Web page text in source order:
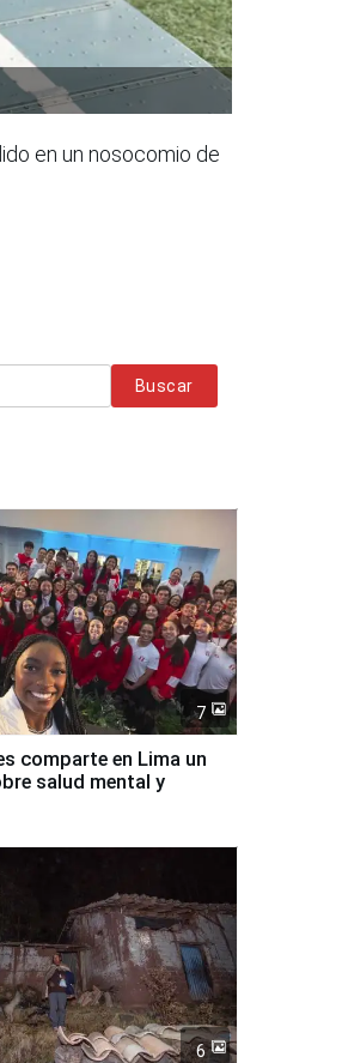
en un nosocomio de
Buscar
7
comparte en Lima un
salud mental y
6